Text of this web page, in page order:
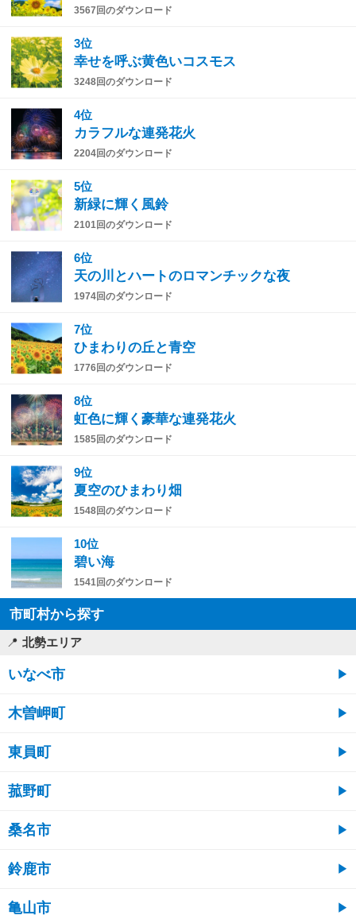
3567回のダウンロード
3位
幸せを呼ぶ黄色いコスモス
3248回のダウンロード
4位
カラフルな連発花火
2204回のダウンロード
5位
新緑に輝く風鈴
2101回のダウンロード
6位
天の川とハートのロマンチックな夜
1974回のダウンロード
7位
ひまわりの丘と青空
1776回のダウンロード
8位
虹色に輝く豪華な連発花火
1585回のダウンロード
9位
夏空のひまわり畑
1548回のダウンロード
10位
碧い海
1541回のダウンロード
市町村から探す
北勢エリア
いなべ市
木曽岬町
東員町
菰野町
桑名市
鈴鹿市
亀山市